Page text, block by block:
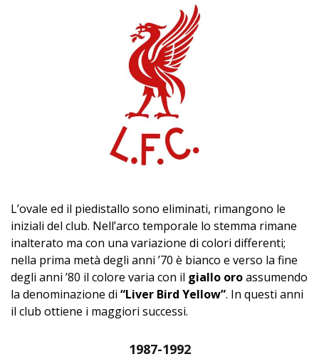
L’ovale ed il piedistallo sono eliminati, rimangono le
iniziali del club. Nell’arco temporale lo stemma rimane
inalterato ma con una variazione di colori differenti;
nella prima metà degli anni ’70 è bianco e verso la fine
degli anni ’80 il colore varia con il giallo oroassumendo
la denominazione di “Liver Bird Yellow”. In questi anni
il club ottiene i maggiori successi.
1987-1992